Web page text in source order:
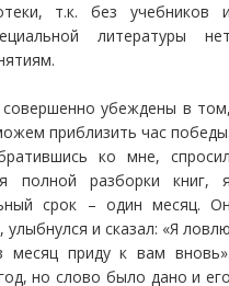
т.к. без учебников
литературы
убеждены в
приблизить час
ко мне,
полной разборки книг,
срок – один месяц.
и сказал: «Я
приду к вам
но слово было дано и